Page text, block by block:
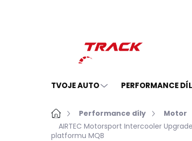
TVOJE AUTO PERFORMANCE
DomůPerformance díly Motor
AIRTEC Motorsport Intercooler
platformu MQB